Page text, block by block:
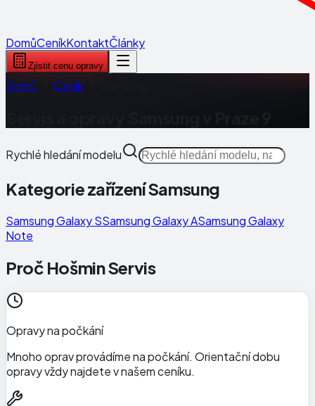
DomůCeníkKontaktČlánky
Zjistit cenu opravy
Domů Ceník
Rychlé hledání modelu
Kategorie zařízeníSamsung
Samsung Galaxy SSamsung Galaxy ASamsung Galaxy
Note
Proč Hošmin Servis
Opravy na počkání
Mnoho oprav provádíme na počkání. Orientační dobu
opravy vždy najdete v našem ceníku.